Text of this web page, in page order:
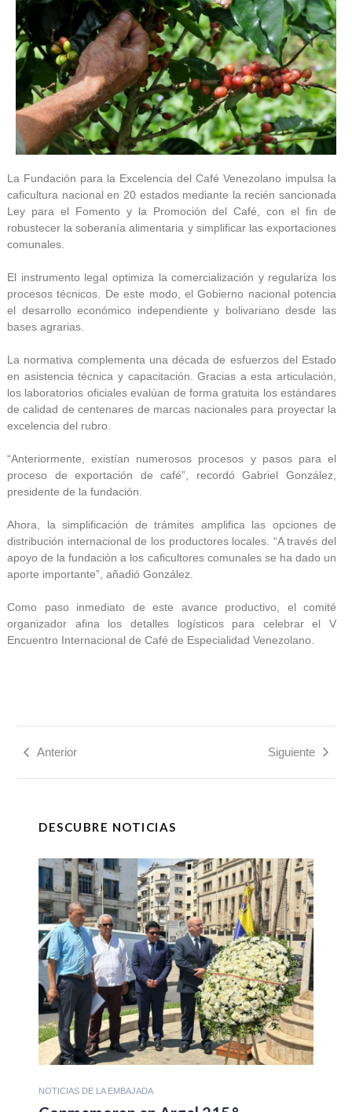
La Fundación para la Excelencia del Café Venezolano impulsa la
caficultura nacional en 20 estados mediante la recién sancionada
Ley para el Fomento y la Promoción del Café, con el fin de
robustecer la soberanía alimentaria y simplificar las exportaciones
comunales.
El instrumento legal optimiza la comercialización y regulariza los
procesos técnicos. De este modo, el Gobierno nacional potencia
el desarrollo económico independiente y bolivariano desde las
bases agrarias.
La normativa complementa una década de esfuerzos del Estado
en asistencia técnica y capacitación. Gracias a esta articulación,
los laboratorios oficiales evalúan de forma gratuita los estándares
de calidad de centenares de marcas nacionales para proyectar la
excelencia del rubro.
“Anteriormente, existían numerosos procesos y pasos para el
proceso de exportación de café”, recordó Gabriel González,
presidente de la fundación.
Ahora, la simplificación de trámites amplifica las opciones de
distribución internacional de los productores locales. “A través del
apoyo de la fundación a los caficultores comunales se ha dado un
aporte importante”, añadió González.
Como paso inmediato de este avance productivo, el comité
organizador afina los detalles logísticos para celebrar el V
Encuentro Internacional de Café de Especialidad Venezolano.
Anterior Siguiente
DESCUBRE NOTICIAS
NOTICIAS DE LA EMBAJADA